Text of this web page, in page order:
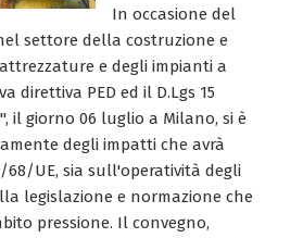
In occasione del
settore della costruzione e
e degli impianti a
direttiva PED ed il D.Lgs 15
il giorno 06 luglio a Milano, si è
degli impatti che avrà
68/UE, sia sull'operatività degli
legislazione e normazione che
pressione. Il convegno,